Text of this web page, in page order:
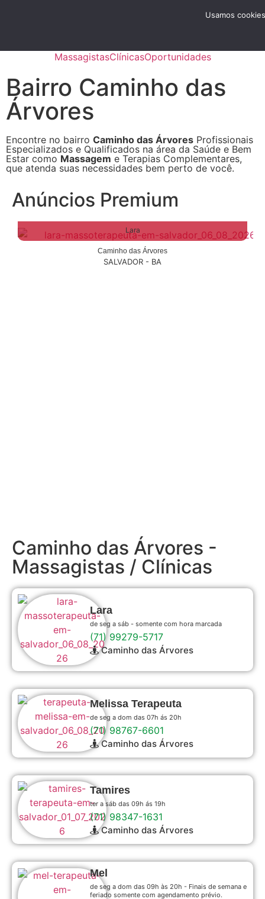
MassagistasClínicasOportunidades
Bairro Caminho das
Árvores
Encontre no bairro Caminho das Árvores Profissionais
Especializados e Qualificados na área da Saúde e Bem
Estar como Massagem e Terapias Complementares,
que atenda suas necessidades bem perto de você.
Anúncios Premium
Lara
Caminho das Árvores
SALVADOR - BA
Caminho das Árvores -
Massagistas / Clínicas
Lara
de seg a sáb - somente com hora marcada
(71) 99279-5717
Caminho das Árvores
Melissa Terapeuta
de seg a dom das 07h ás 20h
(71) 98767-6601
Caminho das Árvores
Tamires
ter a sáb das 09h ás 19h
(71) 98347-1631
Caminho das Árvores
Mel
de seg a dom das 09h às 20h - Finais de semana e
feriado somente com agendamento prévio.
Usamos